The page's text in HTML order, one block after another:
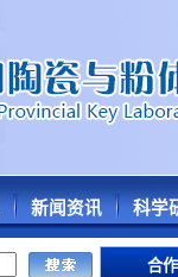
新闻资讯 科学
合